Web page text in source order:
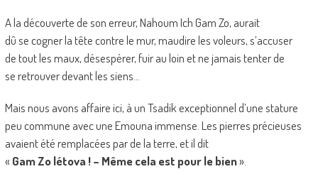
A la découverte de son erreur, Nahoum Ich Gam Zo, aurait
dû se cogner la tête contre le mur, maudire les voleurs, s’accuser
de tout les maux, désespérer, fuir au loin et ne jamais tenter de
se retrouver devant les siens…
Mais nous avons affaire ici, à un Tsadik exceptionnel d’une stature
peu commune avec une Emouna immense. Les pierres précieuses
avaient été remplacées par de la terre, et il dit
«Gam Zo létova ! – Même cela est pour le bien».